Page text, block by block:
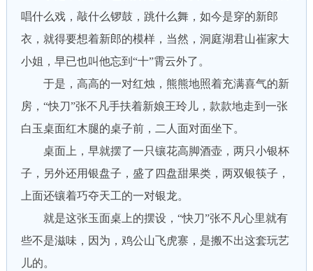
唱什么戏，敲什么锣鼓，跳什么舞，如今是穿的新郎
衣，就得要想着新郎的模样，当然，洞庭湖君山崔家大
小姐，早已也叫他忘到“十”霄云外了。
于是，高高的一对红烛，熊熊地照着充满喜气的新
房，“快刀”张不凡手扶着新娘王玲儿，款款地走到一张
白玉桌面红木腿的桌子前，二人面对面坐下。
桌面上，早就摆了一只镶花高脚酒壶，两只小银杯
子，另外还用银盘子，盛了四盘甜果类，两双银筷子，
上面还镶着巧夺天工的一对银龙。
就是这张玉面桌上的摆设，“快刀”张不凡心里就有
些不是滋味，因为，鸡公山飞虎寨，是搬不出这套玩艺
儿的。